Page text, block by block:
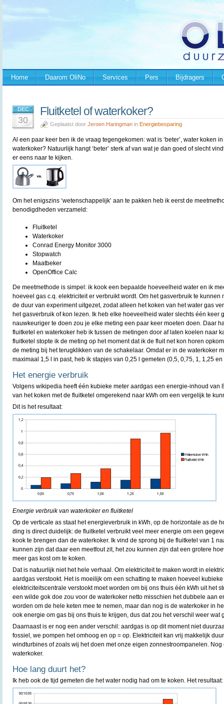
Home Daarom OliNo Services Pers Bijdragers
DEC
30
Fluitketel of waterkoker?
Geplaatst door Jeroen Haringman in Energiebesparing
Al een paar keer ben ik de vraag tegengekomen: wat is ‘beter’, water koken
waterkoker? Natuurlijk hangt ‘beter’ sterk af van wat je dan goed of slecht
er eens naar te kijken.
Om het enigszins ‘wetenschappelijk’ aan te pakken heb ik eerst de
benodigdheden verzameld:
Fluitketel
Waterkoker
Conrad Energy Monitor 3000
Stopwatch
Maatbeker
OpenOffice Calc
De meetmethode is simpel: ik kook een bepaalde hoeveelheid water en ik
hoeveel gas c.q. elektriciteit er verbruikt wordt. Om het gasverbruik te kunnen
de duur van experiment uitgezet, zodat alleen het koken van het water gas
het gasverbruik of kon lezen. Ik heb elke hoeveelheid water slechts één keer
nauwkeuriger te doen zou je elke meting een paar keer moeten doen. Daar
fluitketel en waterkoker heb ik tussen de metingen door af laten koelen naar
fluitketel stopte ik de meting op het moment dat ik de fluit net kon horen
de meting bij het terugklikken van de schakelaar. Omdat er in de waterkoker
maximaal 1,5 l in past, heb ik stapjes van 0,25 l gemeten (0,5, 0,75, 1, 1,25 en
Het energie verbruik
Volgens wikipedia heeft één kubieke meter aardgas een energie-inhoud van
van het koken met de fluitketel omgerekend naar kWh om een vergelijk te
Dit is het resultaat:
Energie verbruik van waterkoker en fluitketel
Op de verticale as staat het energieverbruik in kWh, op de horizontale as de
ding is direct duidelijk: de fluitketel verbruikt veel meer energie om een
kook te brengen dan de waterkoker. Ik vind de sprong bij de fluitketel van 1
kunnen zijn dat daar een meetfout zit, het zou kunnen zijn dat een grotere
meer gas kost om te koken.
Dat is natuurlijk niet het hele verhaal. Om elektriciteit te maken wordt in
aardgas verstookt. Het is moeilijk om een schatting te maken hoeveel
elektriciteitscentrale verstookt moet worden om bij ons thuis één kWh uit het
een wilde gok doe zou voor de waterkoker netto misschien het dubbele aan
worden om de hele keten mee te nemen, maar dan nog is de waterkoker in
ook energie om gas bij ons thuis te krijgen, dus dat zou het verschil weer wat
Daarnaast is er nog een ander verschil: aardgas is op dit moment niet
fossiel, we pompen het omhoog en op = op. Elektriciteit kan vrij makkelijk
windturbines of zoals wij het doen met onze eigen zonnestroompanelen.
waterkoker.
Hoe lang duurt het?
Ik heb ook de tijd gemeten die het water nodig had om te koken. Het resultaat: